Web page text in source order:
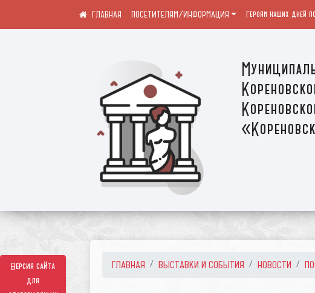
Версия сайта
для
ПОСЕТИТЕЛЯМ/ИНФОРМАЦИЯ Героям наших дней
ГЛАВНАЯ ВЫСТАВКИ И СОБЫТИЯ НОВОСТИ